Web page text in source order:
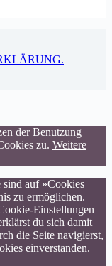
der Benutzung
zu. Weitere
auf »Cookies
zu ermöglichen.
Einstellungen
du sich damit
die Seite navigierst,
einverstanden.